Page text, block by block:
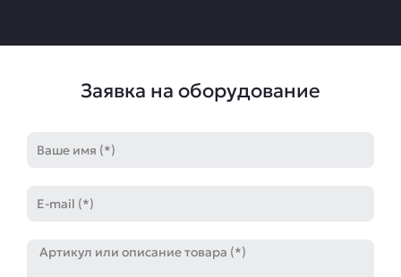
Заявка на оборудование
mail
Артикул